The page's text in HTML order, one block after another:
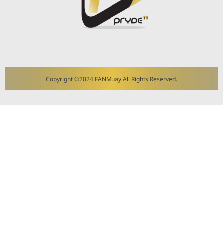
Copyright ©2024 FANMuay All Rights Reserved.